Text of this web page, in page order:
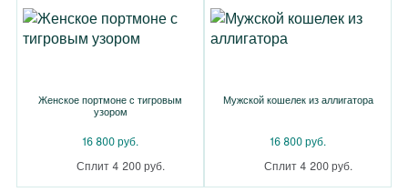
Женское портмоне с тигровым
узором
16 800 руб.
Сплит 4 200 руб.
Мужской кошелек из аллигатора
16 800 руб.
Сплит 4 200 руб.